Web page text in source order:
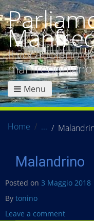
Il vocabolario
manfredoniano
Menu
Home
Malandrino
Posted on 3 Maggio 2018
By tonino
Leave a comment